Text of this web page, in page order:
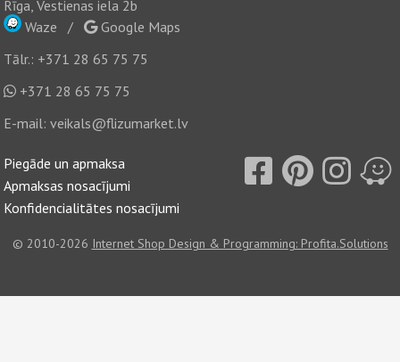
Rīga, Vestienas iela 2b
Waze /
Google Maps
Tālr.: +371 28 65 75 75
+371 28 65 75 75
E-mail:veikals@flizumarket.lv
Piegāde un apmaksa
Apmaksas nosacījumi
Konfidencialitātes nosacījumi
© 2010-2026 Internet Shop Design & Programming: Profita.Solutions